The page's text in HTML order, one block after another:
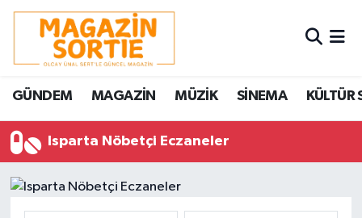
GÜNDEM MAGAZİN MÜZİK SİNEMA KÜLTÜR
Isparta Nöbetçi Eczaneler
Nöbetçi Eczaneler
Hava Durumu
Trafik Durumu
Süper Lig Puan Durumu ve Fikstür